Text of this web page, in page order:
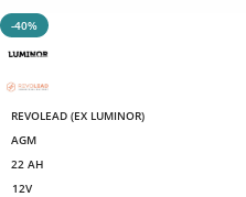
-40%
REVOLEAD (EX LUMINOR)
AGM
22 AH
12V